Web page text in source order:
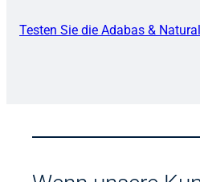
Testen Sie die Adabas &